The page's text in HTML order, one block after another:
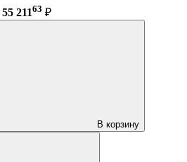
55 21163 ₽
В корзину